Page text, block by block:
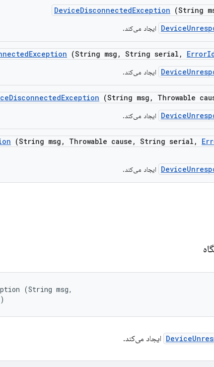
DeviceDisconnectedException (String
ایجاد می‌کند.
Exception (String msg , String serial , Error
ایجاد می‌کند.
DisconnectedException (String msg , Throwable
ایجاد می‌کند.
(String msg , Throwable cause , String serial ,
ایجاد می‌کند.
(String msg,
ایجاد می‌کند.